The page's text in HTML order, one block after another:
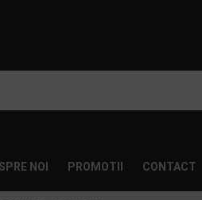
NOI PROMOTII CONTACT